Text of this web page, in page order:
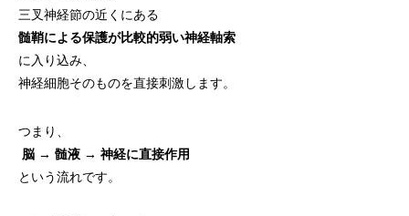
三叉神経節の近くにある
髄鞘による保護が比較的弱い神経軸索
に入り込み、
神経細胞そのものを直接刺激します。
つまり、
脳 → 髄液 → 神経に直接作用
という流れです。